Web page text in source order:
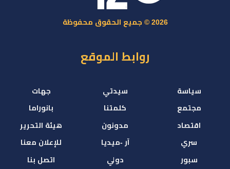
2026 © جميع الحقوق محفوظة
روابط الموقع
سياسة
مجتمع
اقتصاد
سري
سبور
سيدتي
كلمتنا
مدونون
آر -ميديا
دولي
جهات
بانوراما
هيئة التحرير
للإعلان معنا
اتصل بنا